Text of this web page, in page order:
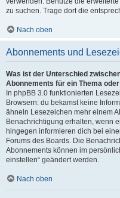
zu suchen. Trage dort die
Nach oben
Abonnements und
Was ist der Unterschied
Abonnements für ein Thema
In phpBB 3.0 funktionierten
Browsern: du bekamst keine
ähneln Lesezeichen mehr einem
Benachrichtigung erhalten, wenn
hingegen informieren dich bei
Forums des Boards. Die
Abonnements können im
einstellen“ geändert werden.
Nach oben